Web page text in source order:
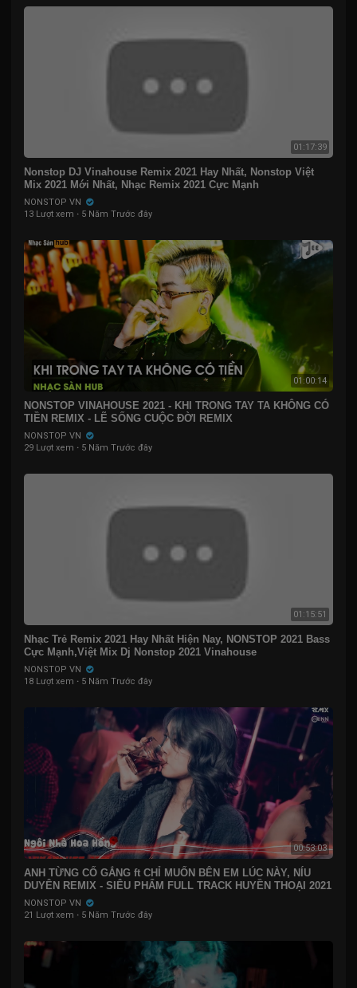
01:17:39
Nonstop DJ Vinahouse Remix 2021 Hay Nhất, Nonstop Việt
Mix 2021 Mới Nhất, Nhạc Remix 2021 Cực Mạnh
NONSTOP VN
13 Lượt xem · 5 Năm Trước đây
01:00:14
NONSTOP VINAHOUSE 2021 - KHI TRONG TAY TA KHÔNG CÓ
TIỀN REMIX - LẼ SỐNG CUỘC ĐỜI REMIX
NONSTOP VN
29 Lượt xem · 5 Năm Trước đây
01:15:51
Nhạc Trẻ Remix 2021 Hay Nhất Hiện Nay, NONSTOP 2021 Bass
Cực Mạnh,Việt Mix Dj Nonstop 2021 Vinahouse
NONSTOP VN
18 Lượt xem · 5 Năm Trước đây
00:53:03
ANH TỪNG CỐ GẮNG ft CHỈ MUỐN BÊN EM LÚC NÀY, NÍU
DUYÊN REMIX - SIÊU PHẨM FULL TRACK HUYỀN THOẠI 2021
NONSTOP VN
21 Lượt xem · 5 Năm Trước đây